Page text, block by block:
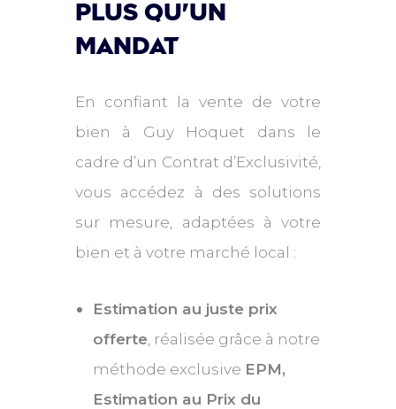
plus qu'un
mandat
En confiant la vente de votre
bien à Guy Hoquet dans le
cadre d’un Contrat d’Exclusivité,
vous accédez à des solutions
sur mesure, adaptées à votre
bien et à votre marché local :
Estimation au juste prix
offerte , réalisée grâce à notre
méthode exclusive EPM,
Estimation au Prix du